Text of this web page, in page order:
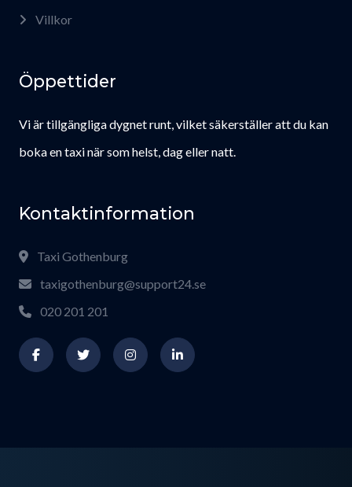
Villkor
Öppettider
Vi är tillgängliga dygnet runt, vilket säkerställer att du kan
boka en taxi när som helst, dag eller natt.
Kontaktinformation
Taxi Gothenburg
taxigothenburg@support24.se
020 201 201